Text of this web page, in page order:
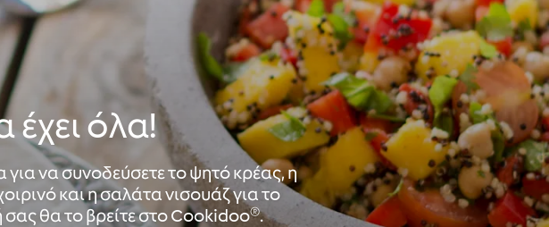
όλα!
να συνοδεύσετε το ψητό κρέας, η
και η σαλάτα νισουάζ για το
σας θα το βρείτε στο Cookidoo®.